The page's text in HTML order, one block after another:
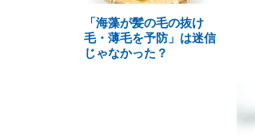
「海藻が髪の毛の抜け
毛・薄毛を予防」は迷信
じゃなかった？